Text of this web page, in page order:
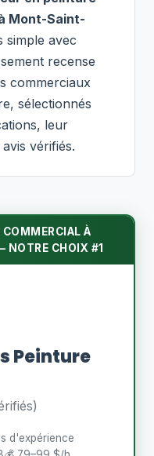
Mont-Saint-
simple avec
recense
commerciaux
sélectionnés
leur
vérifiés.
COMMERCIAL À
NOTRE CHOIX #1
Peinture
d'expérience